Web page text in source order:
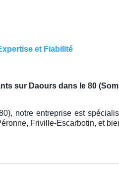
et Fiabilité
sur Daours dans le 80
notre entreprise est
Friville-Escarbotin, et